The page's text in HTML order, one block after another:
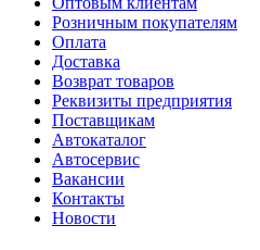
Розничным покупателям
Оплата
Доставка
Возврат товаров
Реквизиты предприятия
Поставщикам
Автокаталог
Автосервис
Вакансии
Контакты
Новости